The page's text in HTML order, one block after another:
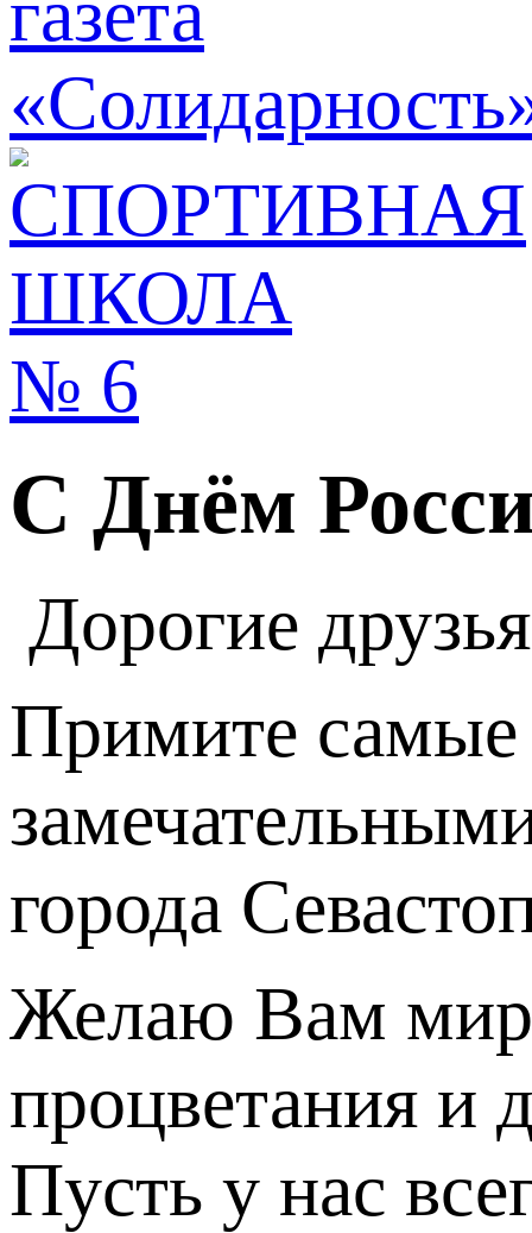
С Днём
Дорогие
Примите самые
города
Желаю Вам
процветания и
Пусть у нас